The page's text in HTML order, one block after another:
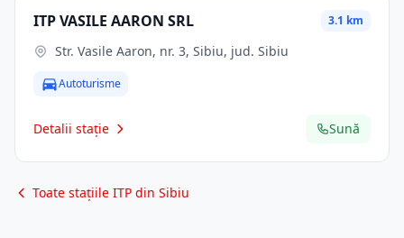
ITP VASILE AARON SRL 3.1 km
Str. Vasile Aaron, nr. 3, Sibiu, jud. Sibiu
Autoturisme
Detalii stație Sună
Toate stațiile ITP din Sibiu